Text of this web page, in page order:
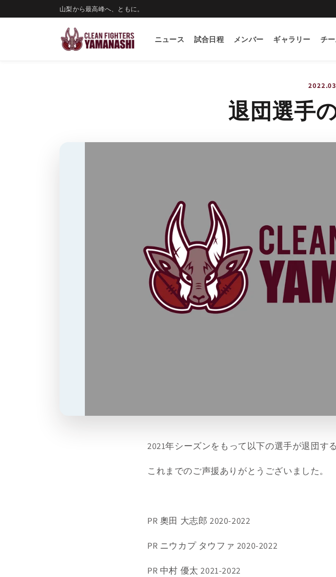
進む
山梨から最高峰へ、ともに。
ニュース 試合日程 メンバー ギャラリー チ
退団選手
2021年シーズンをもって以下の選手が退団す
これまでのご声援ありがとうございました。
PR 奧田 大志郎 2020-2022
PR ニウカプ タウファ 2020-2022
PR 中村 優太 2021-2022